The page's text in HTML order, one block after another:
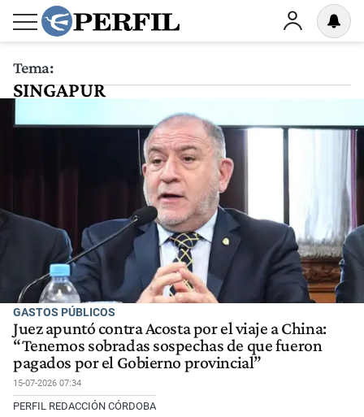
Tema:
SINGAPUR
GASTOS PÚBLICOS
Juez apuntó contra Acosta por el viaje a China:
“Tenemos sobradas sospechas de que fueron
pagados por el Gobierno provincial”
15-07-2026 07:34
PERFIL REDACCIÓN CÓRDOBA